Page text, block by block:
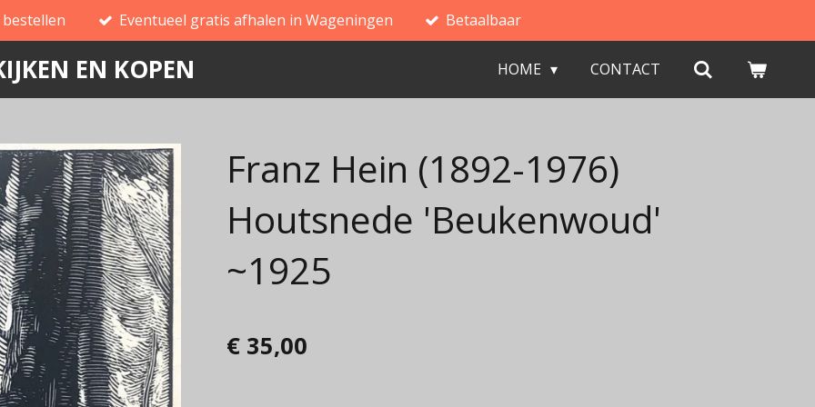
Eventueel gratis afhalen in Wageningen Betaalbaar
EN KOPEN HOME CONTACT
Franz Hein (1892-1976)
Houtsnede 'Beukenwoud'
~1925
€ 35,00